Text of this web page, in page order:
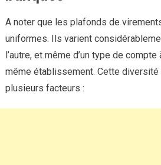
A noter que les plafonds de
uniformes. Ils varient
l’autre, et même d’un type de compte
même établissement. Cette diversité
plusieurs facteurs :